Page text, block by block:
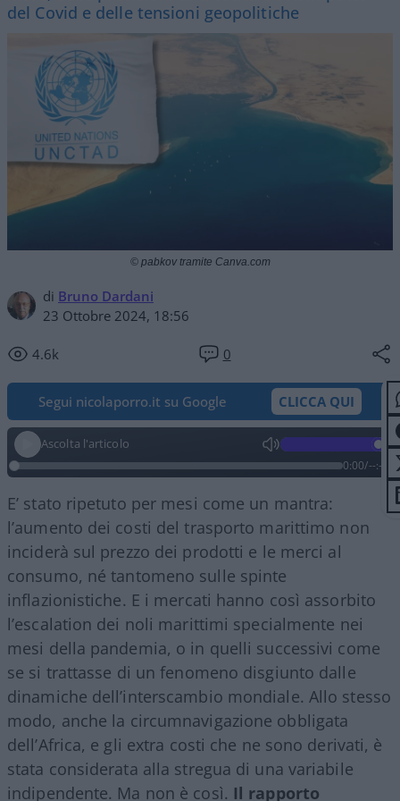
del Covid e delle tensioni geopolitiche
di Bruno Dardani
23 Ottobre 2024, 18:56
4.6k 0
© pabkov tramite Canva.com
Segui nicolaporro.it su Google CLICCA QUI
Ascolta l'articolo
0:00/--:--
E’ stato ripetuto per mesi come un mantra:
l’aumento dei costi del trasporto marittimo non
inciderà sul prezzo dei prodotti e le merci al
consumo, né tantomeno sulle spinte
inflazionistiche. E i mercati hanno così assorbito
l’escalation dei noli marittimi specialmente nei
mesi della pandemia, o in quelli successivi come
se si trattasse di un fenomeno disgiunto dalle
dinamiche dell’interscambio mondiale. Allo stesso
modo, anche la circumnavigazione obbligata
dell’Africa, e gli extra costi che ne sono derivati, è
stata considerata alla stregua di una variabile
indipendente. Ma non è così. Il rapporto